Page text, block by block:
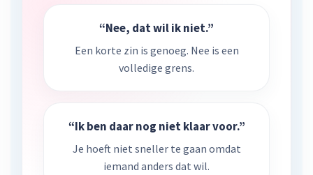
“Nee, dat wil ik niet.”
Een korte zin is genoeg. Nee is een
volledige grens.
“Ik ben daar nog niet klaar voor.”
Je hoeft niet sneller te gaan omdat
iemand anders dat wil.